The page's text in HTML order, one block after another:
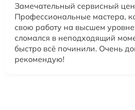
Замечательный сервисный
Профессиональные мастера,
свою работу на высшем
сломался в неподходящий
быстро всё починили. Очень
рекомендую!